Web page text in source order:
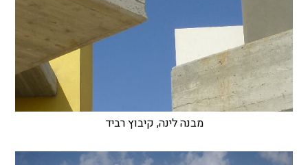
מבנה לינה, קיבוץ רביד